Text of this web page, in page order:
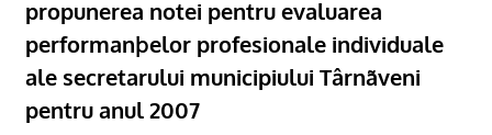
propunerea notei pentru evaluarea
performanþelor profesionale individuale
ale secretarului municipiului Târnãveni
pentru anul 2007